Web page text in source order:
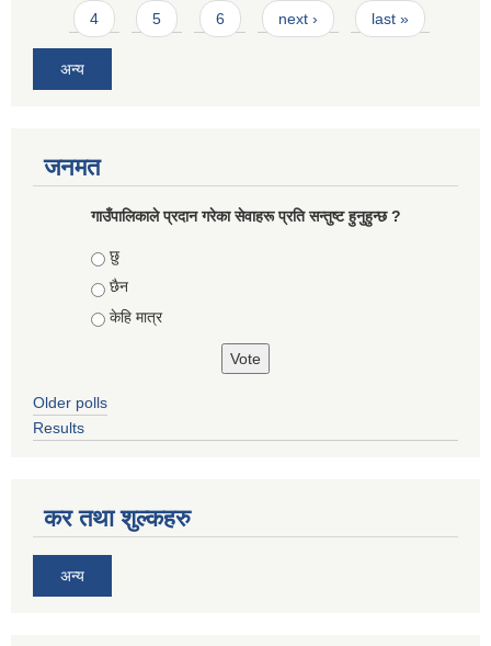
4 5 6 next › last »
अन्य
जनमत
गाउँपालिकाले प्रदान गरेका सेवाहरू प्रति सन्तुष्ट हुनुहुन्छ ?
Choices
छु
छैन
केहि मात्र
Older polls
Results
कर तथा शुल्कहरु
अन्य